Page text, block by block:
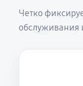
Четко
обслуживания